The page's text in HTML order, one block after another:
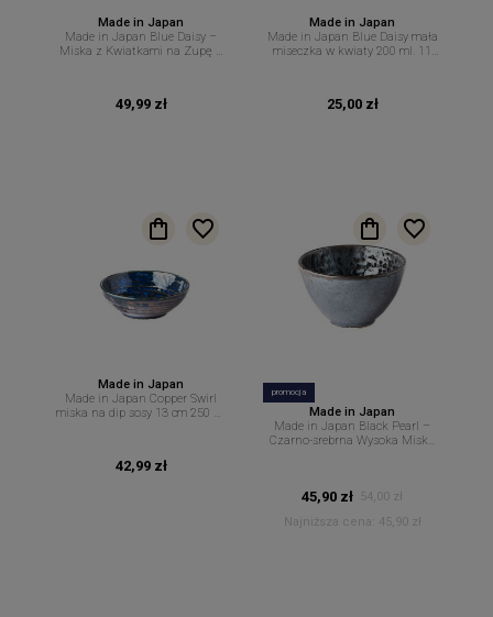
Made in Japan
Made in Japan Blue Daisy –
Miska z Kwiatkami na Zupę –
49,99 zł
Made in Japan
Made in Japan Blue Daisy mała
miseczka w kwiaty 200 ml. 11
25,00 zł
Made in Japan
Made in Japan Copper Swirl
miska na dip sosy 13 cm 250 ml
42,99 zł
promocja
Made in Japan
Made in Japan Black Pearl –
Czarno-srebrna Wysoka Miska
45,90 zł
54,00 zł
Najniższa cena:
45,90 zł